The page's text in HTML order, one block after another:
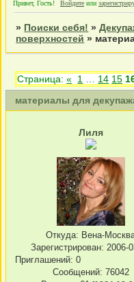
Привет, Гость! Войдите или
» Поиски себя! »
поверхностей »
материалы для
Страница:« 1 14 15
Лиля
Откуда: Вена-
Зарегистрирован: 2006-
Приглашений: 0
Сообщений: 76042